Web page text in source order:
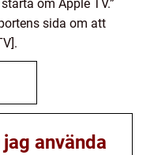
om Apple TV.”
sida om att
använda